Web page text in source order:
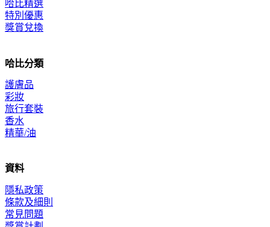
哈比精選
特別優惠
獎賞兌換
哈比分類
護膚品
彩妝
旅行套裝
香水
精華/油
資料
隱私政策
條款及細則
常見問題